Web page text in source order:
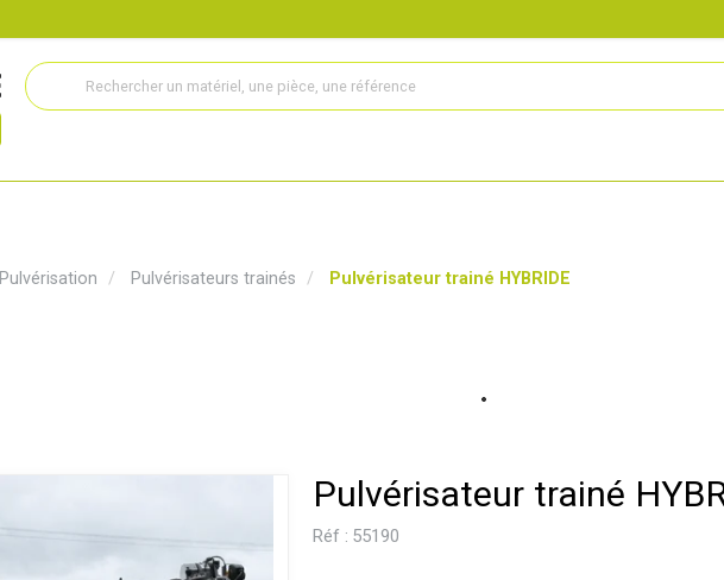
Pulvérisation Pulvérisateurs trainés Pulvérisateur trainé HYBRIDE
Pulvérisateur trainé
Réf : 55190